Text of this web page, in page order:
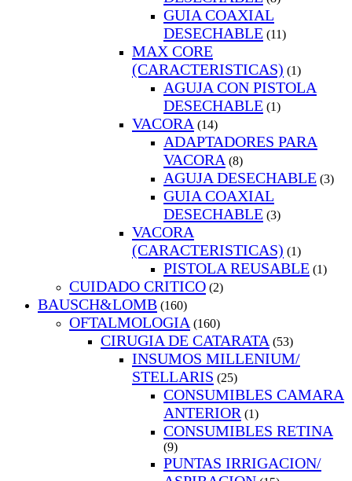
GUIA COAXIAL
DESECHABLE (11)
MAX CORE
(CARACTERISTICAS) (1)
AGUJA CON PISTOLA
DESECHABLE (1)
VACORA (14)
ADAPTADORES PARA
VACORA (8)
AGUJA DESECHABLE (3)
GUIA COAXIAL
DESECHABLE (3)
VACORA
(CARACTERISTICAS) (1)
PISTOLA REUSABLE (1)
CUIDADO CRITICO (2)
BAUSCH&LOMB (160)
OFTALMOLOGIA (160)
CIRUGIA DE CATARATA (53)
INSUMOS MILLENIUM/
STELLARIS (25)
CONSUMIBLES CAMARA
ANTERIOR (1)
CONSUMIBLES RETINA
(9)
PUNTAS IRRIGACION/